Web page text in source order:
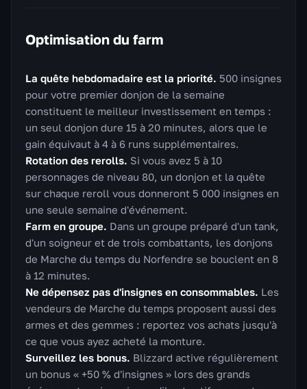
Optimisation du farm
La quête hebdomadaire est la priorité. 500 insignes
pour votre premier donjon de la semaine
constituent le meilleur investissement en temps :
un seul donjon dure 15 à 20 minutes, alors que le
gain équivaut à 4 à 6 runs supplémentaires.
Rotation des rerolls. Si vous avez 5 à 10
personnages de niveau 80, un donjon et la quête
sur chaque reroll vous donneront 5 000 insignes en
une seule semaine d'événement.
Farm en groupe. Dans un groupe préparé d'un tank,
d'un soigneur et de trois combattants, les donjons
de Marche du temps du Norfendre se bouclent en 8
à 12 minutes.
Ne dépensez pas d'insignes en consommables. Les
vendeurs de Marche du temps proposent aussi des
armes et des gemmes : reportez vos achats jusqu'à
ce que vous ayez acheté la monture.
Surveillez les bonus. Blizzard active régulièrement
un bonus « +50 % d'insignes » lors des grands